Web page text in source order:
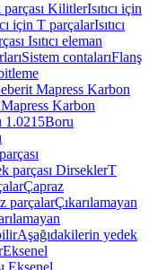
KilitlerIsıtıcı için
için T parçalarIsıtıcı
Isıtıcı eleman
Sistem contalarıFlanş
Mapress Karbon
Karbon
1.0215Boru
parçası DirseklerT
Çapraz
parçalarÇıkarılamayan
Aşağıdakilerin yedek
Eksenel
Eksenel